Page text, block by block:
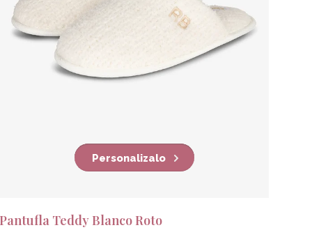
Personalizalo
Pantufla Teddy Blanco Roto